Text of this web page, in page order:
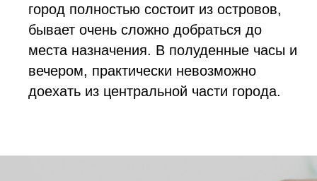
город полностью состоит из островов,
бывает очень сложно добраться до
места назначения. В полуденные часы и
вечером, практически невозможно
доехать из центральной части города.